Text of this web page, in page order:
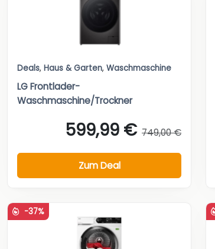
Deals, Haus & Garten, Waschmaschine
LG Frontlader-
Waschmaschine/Trockner
599,99 € 749,00 €
Zum Deal
-37%